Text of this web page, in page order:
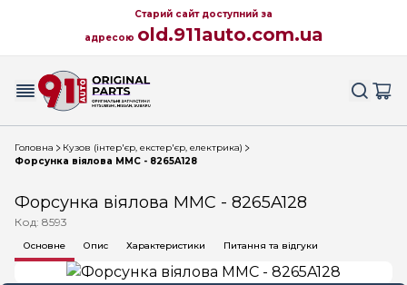
Старий сайт доступний за
адресою old.911auto.com.ua
Головна
Кузов (інтер'єр, екстер'єр, електрика)
Форсунка віялова MMC - 8265A128
Форсунка віялова MMC - 8265A128
Код: 8593
Основне Опис Характеристики Питання та відгуки